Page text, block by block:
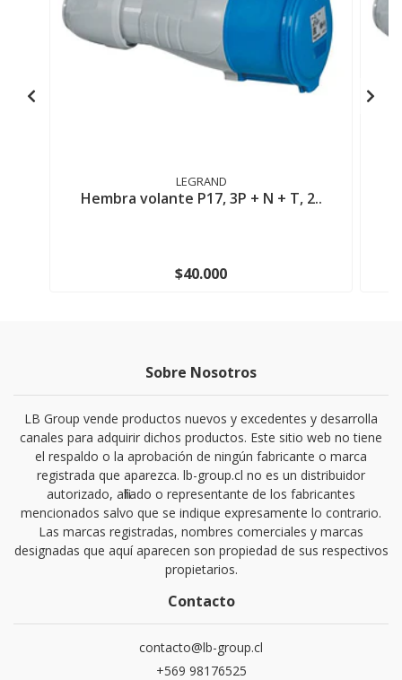
LEGRAND
Hembra volante P17, 3P + N + T, 2..
$40.000
Sobre Nosotros
LB Group vende productos nuevos y excedentes y desarrolla
canales para adquirir dichos productos. Este sitio web no tiene
el respaldo o la aprobación de ningún fabricante o marca
registrada que aparezca. lb-group.cl no es un distribuidor
autorizado, afiliado o representante de los fabricantes
mencionados salvo que se indique expresamente lo contrario.
Las marcas registradas, nombres comerciales y marcas
designadas que aquí aparecen son propiedad de sus respectivos
propietarios.
Contacto
contacto@lb-group.cl
+569 98176525